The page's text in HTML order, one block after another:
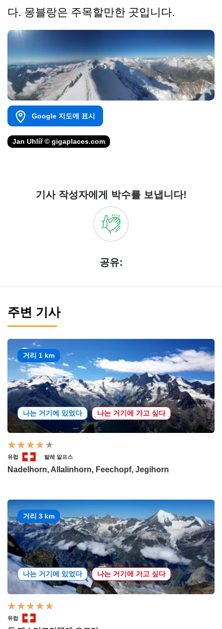
다. 몽블랑은 주목할만한 곳입니다.
Google 지도에 표시
Jan Uhlíř © gigaplaces.com
기사 작성자에게 박수를 보냅니다!
공유:
주변 기사
거리 1 km
나는 거기에 있었다 나는 거기에 가고 싶다
유럽 발레 알프스
Nadelhorn, Allalinhorn, Feechopf, Jegihorn
거리 3 km
나는 거기에 있었다 나는 거기에 가고 싶다
유럽